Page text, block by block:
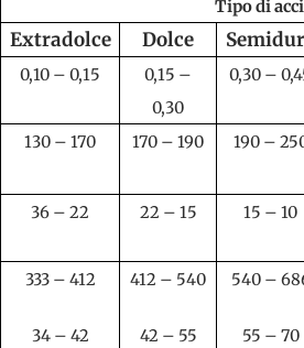
Tipo di
Extradolce Dolce
0,10 – 0,15
0,15 –
0,30
0,30 –
130 – 170 170 – 190 190 –
36 – 22 22 – 15 15 – 10
333 – 412
34 – 42
412 – 540
42 – 55
540 –
55 – 70